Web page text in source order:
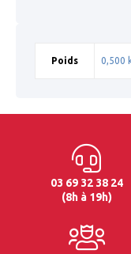
Poids 0,500
03 69 32 38 24
(8h à 19h)